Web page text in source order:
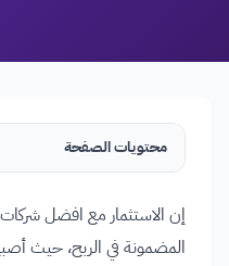
محتويات الصفحة
إن الاستثمار مع افضل
المضمونة في الربح، حيث